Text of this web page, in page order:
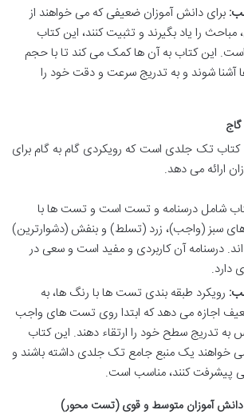
برای دانش آموزان ضعیفی که می خواهند از
را یاد بگیرند و تثبیت کنند، این کتاب
این کتاب به آن ها کمک می کند تا با حجم
آشنا شوند و به تدریج سرعت و دقت خود را
تک جلدی است که رویکردی گام به گام برای
ارائه می دهد.
شامل درسنامه و تست است و تست ها با
های سبز (واجب)، زرد (تسلط) و بنفش (دشوارترین)
درسنامه آن کاربردی و مفید است و سعی در
دارد.
رویکرد طبقه بندی تست ها با رنگ ها، به
اجازه می دهد که ابتدا روی تست های واجب
به تدریج سطح خود را ارتقاء دهند. این کتاب
خواهند یک منبع جامع تک جلدی داشته باشند و
پیشرفت کنند، مناسب است.